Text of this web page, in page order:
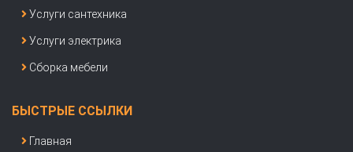
Услуги сантехника
Услуги электрика
Сборка мебели
БЫСТРЫЕ ССЫЛКИ
Главная